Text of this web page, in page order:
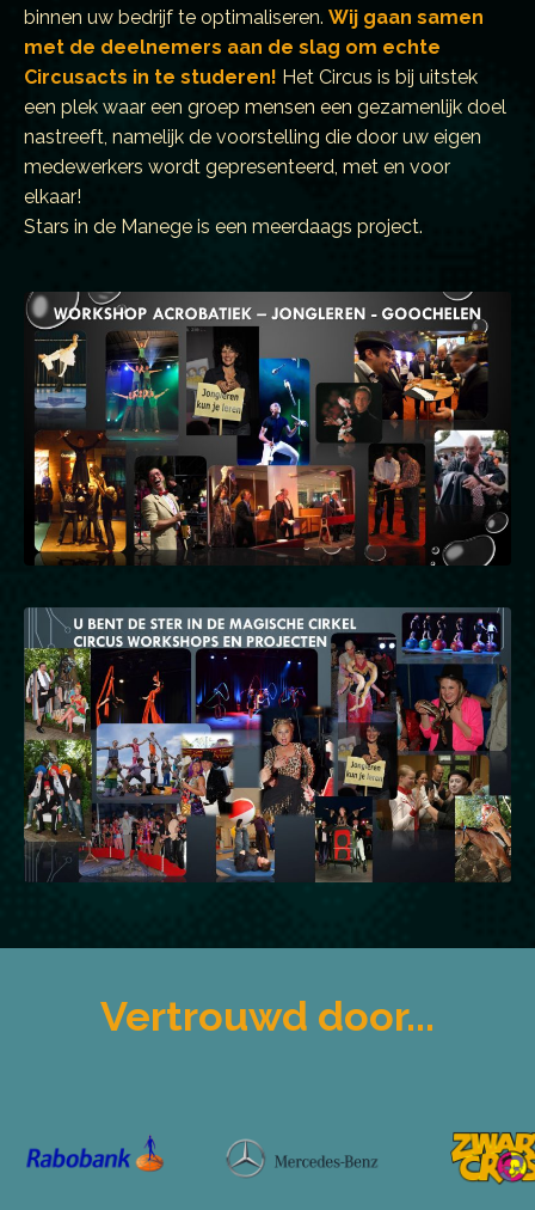
binnen uw bedrijf te optimaliseren. Wij gaan samen
met de deelnemers aan de slag om echte
Circusacts in te studeren! Het Circus is bij uitstek
een plek waar een groep mensen een gezamenlijk doel
nastreeft, namelijk de voorstelling die door uw eigen
medewerkers wordt gepresenteerd, met en voor
elkaar!
Stars in de Manege is een meerdaags project.
Vertrouwd door...